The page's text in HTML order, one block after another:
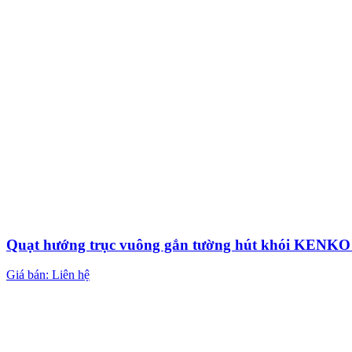
Quạt hướng trục vuông gắn tường hút khói
Giá bán: Liên hệ